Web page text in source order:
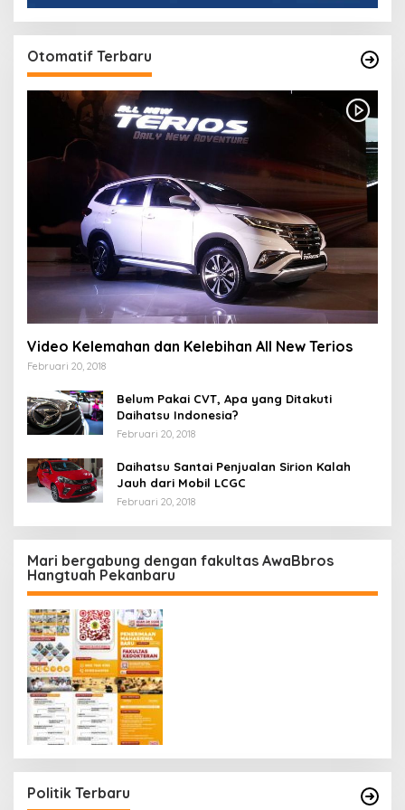
Otomatif Terbaru
Video Kelemahan dan Kelebihan All New Terios
Februari 20, 2018
Belum Pakai CVT, Apa yang Ditakuti
Daihatsu Indonesia?
Februari 20, 2018
Daihatsu Santai Penjualan Sirion Kalah
Jauh dari Mobil LCGC
Februari 20, 2018
Mari bergabung dengan fakultas AwaBbros
Hangtuah Pekanbaru
Politik Terbaru